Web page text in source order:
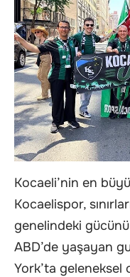
Kocaeli’nin en
Kocaelispor,
genelindeki
ABD’de yaşayan
York’ta geleneksel